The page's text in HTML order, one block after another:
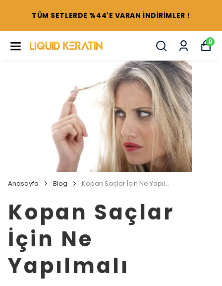
TÜM SETLERDE %44'E VARAN İNDİRİMLER !
0
Anasayfa Blog Kopan Saçlar İçin Ne Yapılmalı
Kopan Saçlar
İçin Ne
Yapılmalı